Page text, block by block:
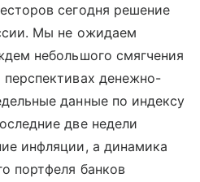
сегодня решение
Мы не ожидаем
небольшого смягчения
перспективах денежно-
данные по индексу
две недели
инфляции, а динамика
портфеля банков